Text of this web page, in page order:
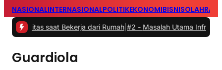
NASIONALINTERNASIONALPOLITIKEKONOMIBISNIS
saat Bekerja dari Rumah |#2 -Masalah Utama Infrastruktur
Guardiola